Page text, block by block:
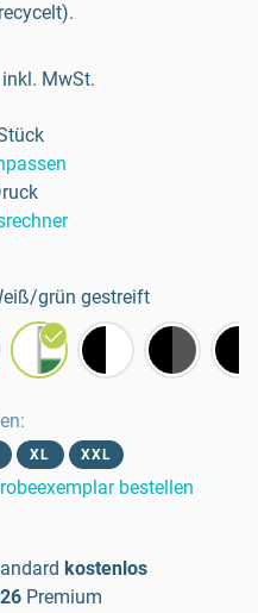
inkl. MwSt.
grün gestreift
:
XL XXL
bestellen
kostenlos
Premium